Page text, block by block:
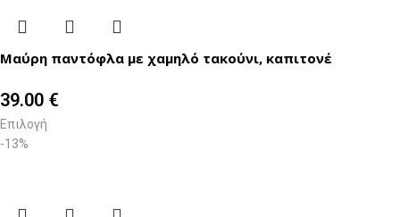
Μαύρη παντόφλα με χαμηλό τακούνι, καπιτονέ
39.00 €
Επιλογή
-13%